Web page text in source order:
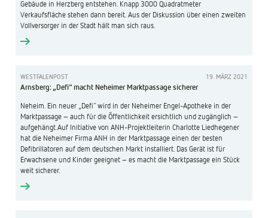
Gebäude in Herzberg entstehen. Knapp 3000 Quadratmeter
Verkaufsfläche stehen dann bereit. Aus der Diskussion über einen zweiten
Vollversorger in der Stadt hält man sich raus.
WESTFALENPOST 19. MÄRZ 2021
Arnsberg: „Defi“ macht Neheimer Marktpassage sicherer
Neheim. Ein neuer „Defi“ wird in der Neheimer Engel-Apotheke in der
Marktpassage – auch für die Öffentlichkeit ersichtlich und zugänglich –
aufgehängt.Auf Initiative von ANH-Projektleiterin Charlotte Liedhegener
hat die Neheimer Firma ANH in der Marktpassage einen der besten
Defibrillatoren auf dem deutschen Markt installiert. Das Gerät ist für
Erwachsene und Kinder geeignet – es macht die Marktpassage ein Stück
weit sicherer.